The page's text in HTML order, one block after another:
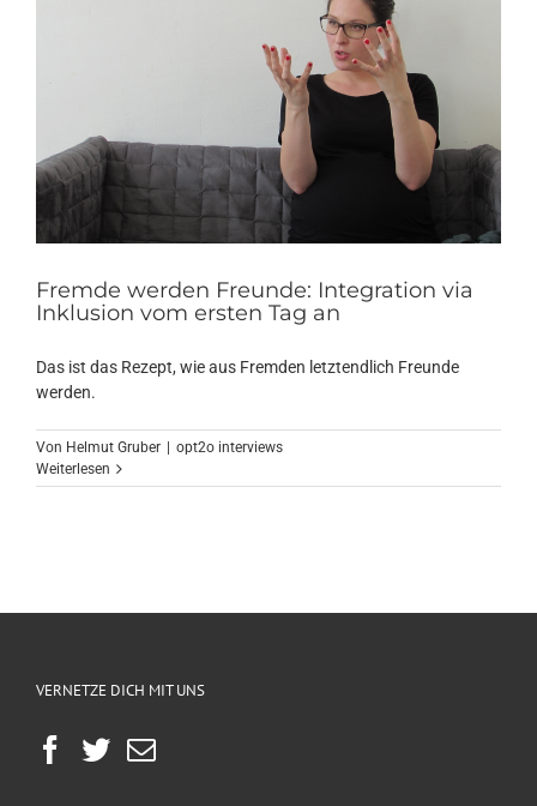
Fremde werden Freunde: Integration via
Inklusion vom ersten Tag an
Das ist das Rezept, wie aus Fremden letztendlich Freunde
werden.
Von Helmut Gruber | opt2o interviews
Weiterlesen
VERNETZE DICH MIT UNS